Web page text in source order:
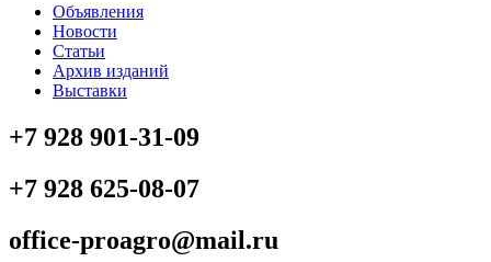
Объявления
Новости
Статьи
Архив изданий
Выставки
+7 928 901-31-09
+7 928 625-08-07
office-proagro@mail.ru